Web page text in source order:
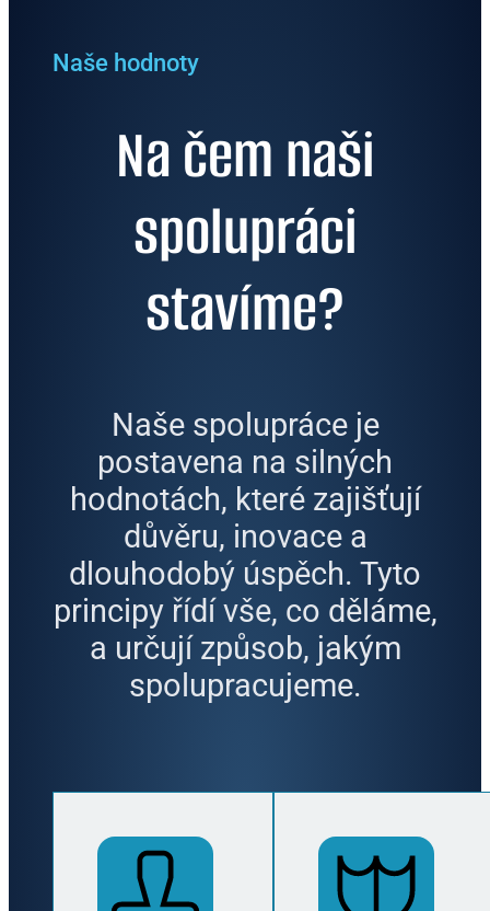
Naše hodnoty
Na čem naši
spolupráci
stavíme?
Naše spolupráce je
postavena na silných
hodnotách, které zajišťují
důvěru, inovace a
dlouhodobý úspěch. Tyto
principy řídí vše, co děláme,
a určují způsob, jakým
spolupracujeme.